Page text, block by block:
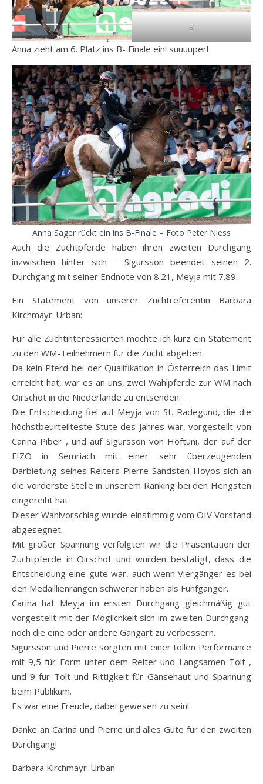
Z
Anna zieht am 6. Platz ins B- Finale ein! suuuuper!
Anna Sager rückt ein ins B-Finale – Foto Peter Niess
Auch die Zuchtpferde haben ihren zweiten Durchgang
inzwischen hinter sich – Sigursson beendet seinen 2.
Durchgang mit seiner Endnote von 8.21, Meyja mit 7.89.
Ein Statement von unserer Zuchtreferentin Barbara
Kirchmayr-Urban:
Für alle Zuchtinteressierten möchte ich kurz ein Statement
zu den WM-Teilnehmern für die Zucht abgeben.
Da kein Pferd bei der Qualifikation in Österreich das Limit
erreicht hat, war es an uns, zwei Wahlpferde zur WM nach
Oirschot in die Niederlande zu entsenden.
Die Entscheidung fiel auf Meyja von St. Radegund, die die
höchstbeurteilteste Stute des Jahres war, vorgestellt von
Carina Piber , und auf Sigursson von Hoftuni, der auf der
FIZO in Semriach mit einer sehr überzeugenden
Darbietung seines Reiters Pierre Sandsten-Hoyos sich an
die vorderste Stelle in unserem Ranking bei den Hengsten
eingereiht hat.
Dieser Wahlvorschlag wurde einstimmig vom ÖIV Vorstand
abgesegnet.
Mit großer Spannung verfolgten wir die Präsentation der
Zuchtpferde in Oirschot und wurden bestätigt, dass die
Entscheidung eine gute war, auch wenn Viergänger es bei
den Medaillienrängen schwerer haben als Fünfgänger.
Carina hat Meyja im ersten Durchgang gleichmäßig gut
vorgestellt mit der Möglichkeit sich im zweiten Durchgang
noch die eine oder andere Gangart zu verbessern.
Sigursson und Pierre sorgten mit einer tollen Performance
mit 9,5 für Form unter dem Reiter und Langsamen Tölt ,
und 9 für Tölt und Rittigkeit für Gänsehaut und Spannung
beim Publikum.
Es war eine Freude, dabei gewesen zu sein!
Danke an Carina und Pierre und alles Gute für den zweiten
Durchgang!
Barbara Kirchmayr-Urban